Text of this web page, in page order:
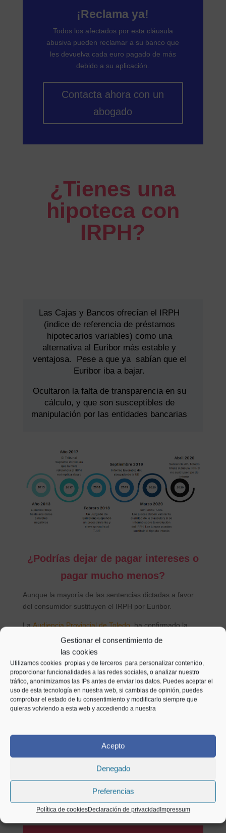
Gestionar el consentimiento de
las cookies
Utilizamos cookies propias y de terceros para personalizar contenido,
proporcionar funcionalidades a las redes sociales, o analizar nuestro
tráfico, anonimizamos las IPs antes de enviar los datos. Puedes aceptar el
uso de esta tecnología en nuestra web, si cambias de opinión, puedes
comprobar el estado de tu consentimiento y modificarlo siempre que
quieras volviendo a esta web y accediendo a nuestra
Acepto
Denegado
Preferencias
Política de cookiesDeclaración de privacidadImpressum
¡Reclama ya!
Todos los afectados por esta cláusula
abusiva pueden reclamar a su banco que
les devuelva cada euro pagado de más
debido a su aplicación.
Contacta ahora con un
abogado
¿Tienes una
hipoteca con
IRPH?
Las Cajas y Bancos ofrecían el IRPH
(indice de referencia de préstamos
hipotecarios variables) como una
alternativa al Euribor más estable y
ventajosa. Pese a que ya sabían que el
Euribor iba a bajar.
Ocultaron la falta de transparencia en su
cálculo, y que son susceptibles de
manipulación por las entidades bancarias
¿Podrías dejar de pagar intereses o
pagar mucho menos?
Aunque la mayoría de las sentencias dictadas a favor
del consumidor sustituyen el IRPH por Euribor.
LaAudiencia Provincial de Toledoha confirmado la
nulidad de una de estas cláusulas, y ha aceptado que el
préstamo sea desde este momento
consumidores
¿Porqué el nulo el IRPH?
Contactar con un abogado